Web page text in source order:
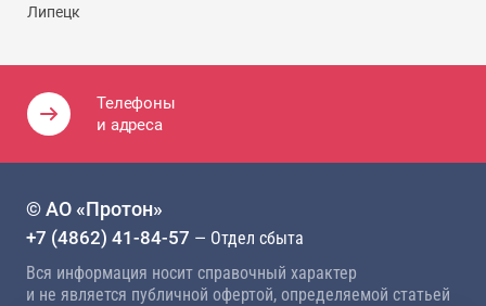
Телефоны
и адреса
Липецк
© АО «Протон»
+7 (4862) 41-84-57 — Отдел сбыта
Вся информация носит справочный характер
и не является публичной офертой, определяемой статьей